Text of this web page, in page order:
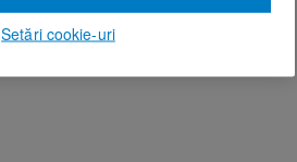
Setări cookie-uri